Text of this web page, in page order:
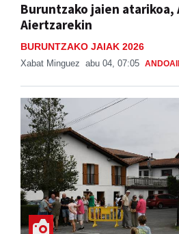
Buruntzako jaien atarikoa,
Aiertzarekin
BURUNTZAKO JAIAK 2026
Xabat Minguez abu 04, 07:05